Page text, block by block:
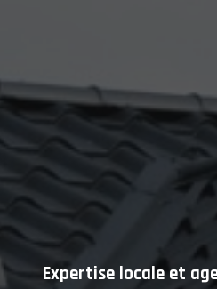
Expertise locale et